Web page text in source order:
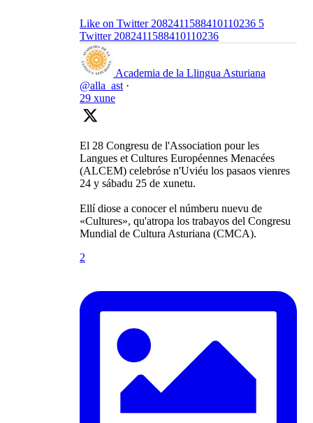
Like on Twitter 2082411588410110236 5
Twitter 2082411588410110236
Academia de la Llingua Asturiana
@alla_ast ·
29 xune
El 28 Congresu de l'Association pour les
Langues et Cultures Européennes Menacées
(ALCEM) celebróse n'Uviéu los pasaos vienres
24 y sábadu 25 de xunetu.
Ellí diose a conocer el númberu nuevu de
«Cultures», qu'atropa los trabayos del Congresu
Mundial de Cultura Asturiana (CMCA).
2